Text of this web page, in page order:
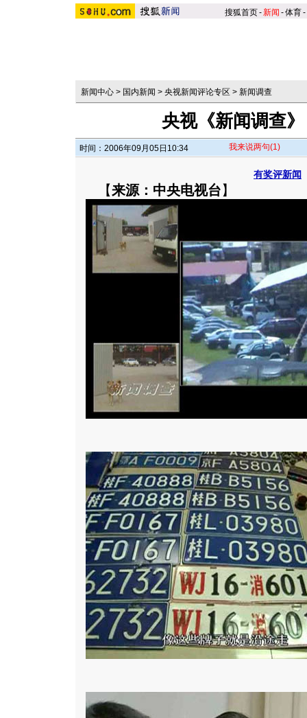
搜狐首页-新闻 -体育-
新闻中心 > 国内新闻 > 央视新闻评论专区 > 新闻调查
央视《新闻调查
时间：2006年09月05日10:34 我来说两句(1)
有奖评新闻
【来源：中央电视台】